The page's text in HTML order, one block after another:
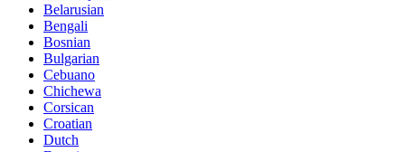
Belarusian
Bengali
Bosnian
Bulgarian
Cebuano
Chichewa
Corsican
Croatian
Dutch